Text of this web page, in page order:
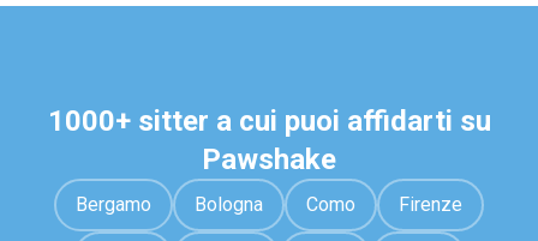
1000+ sitter a cui puoi affidarti su
Pawshake
Bergamo Bologna Como Firenze